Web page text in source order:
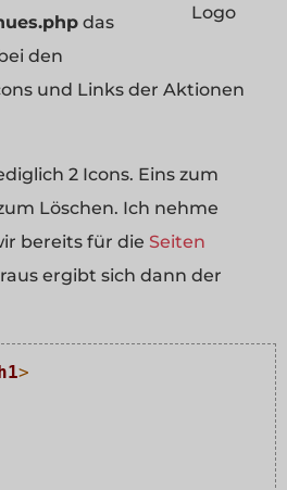
Logo
das
den
und Links der Aktionen
2 Icons. Eins zum
Löschen. Ich nehme
bereits für die Seiten
ergibt sich dann der
>